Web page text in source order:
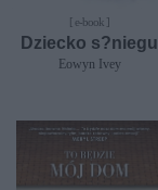
[ e-book ]
Dziecko s?niegu
Eowyn Ivey